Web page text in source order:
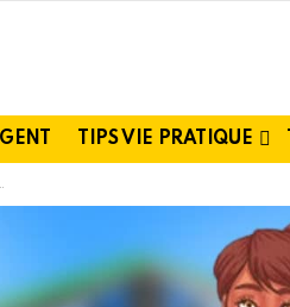
TIPS VIE PRATIQUE